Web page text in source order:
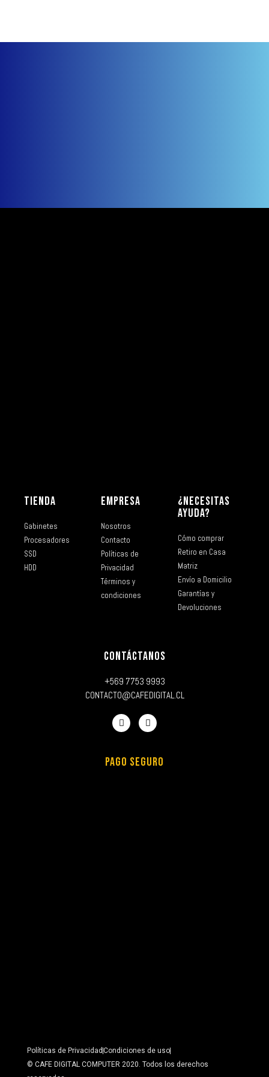
TIENDA
Gabinetes
Procesadores
SSD
HDD
EMPRESA
Nosotros
Contacto
Políticas de
Privacidad
Términos y
condiciones
¿NECESITAS
AYUDA?
Cómo comprar
Retiro en Casa
Matriz
Envío a Domicilio
Garantías y
Devoluciones
CONTÁCTANOS
+569 7753 9993
CONTACTO@CAFEDIGITAL.CL
PAGO SEGURO
Políticas de Privacidad Condiciones de uso
© CAFE DIGITAL COMPUTER 2020. Todos los derechos